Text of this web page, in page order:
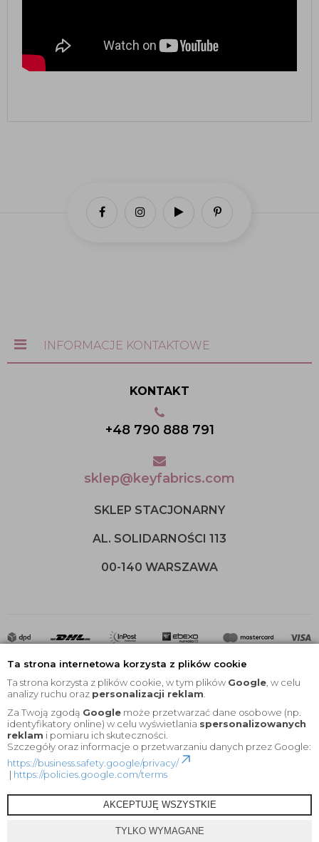
Ta strona internetowa korzysta z plików cookie
Ta strona korzysta z plików cookie, w tym plików Google , w celu
analizy ruchu oraz personalizacji reklam
Za Twoją zgodą Google może przetwarzać dane osobowe (np.
identyfikatory online) w celu wyświetlania spersonalizowanych
reklam i pomiaru ich skuteczności.
Szczegóły oraz informacje o przetwarzaniu danych przez Google:
https://business.safety.google/privacy/
| https://policies.google.com/terms
AKCEPTUJĘ WSZYSTKIE
TYLKO WYMAGANE
INFORMACJE KONTAKTOWE
KONTAKT
+48 790 888 791
sklep@keyfabrics.com
SKLEP STACJONARNY
AL. SOLIDARNOŚCI 113
00-140 WARSZAWA
2020 © Wszelkie Prawa Zastrzeżone |KEYfabrics
Projekt i oprogramowanie sklepu: